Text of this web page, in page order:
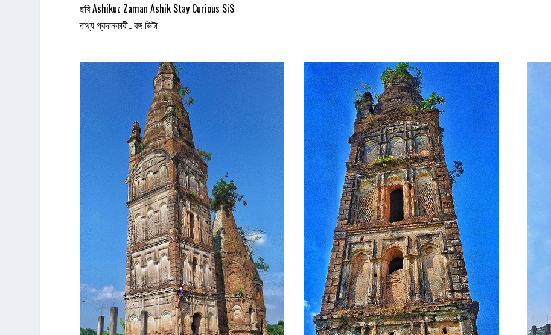
ছবি Ashikuz Zaman Ashik Stay Curious SiS
তথ্য প্রদানকারী.. বঙ্গ ভিটা